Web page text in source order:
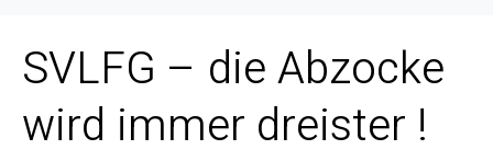
SVLFG – die Abzocke
wird immer dreister !